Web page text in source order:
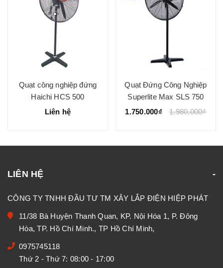
Quạt công nghiệp đứng
Haichi HCS 500
Liên hệ
Quạt Đứng Công Nghiệp
Superlite Max SLS 750
1.750.000₫
1.980.000₫
LIÊN HỆ
CÔNG TY TNHH ĐẦU TƯ TM XÂY LẮP ĐIỆN HIỆP PHÁT
11/38 Bà Huyện Thanh Quan, KP. Nội Hóa 1, P. Đông
Hòa, TP. Hồ Chí Minh., TP Hồ Chí Minh,
0975745118
Thứ 2 - Thứ 7: 08:00 - 17:00